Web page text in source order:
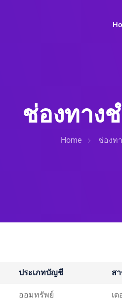
ช่องทาง
Home ช่องท
ประเภทบัญชี ส
ออมทรัพย์ เ